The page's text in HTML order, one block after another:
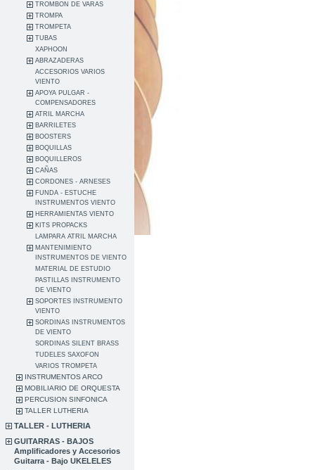
TROMBON DE VARAS
TROMPA
TROMPETA
TUBAS
XAPHOON
ABRAZADERAS
ACCESORIOS VARIOS
VIENTO
APOYA PULGAR -
COMPENSADORES
ATRIL MARCHA
BARRILETES
BOOSTERS
BOQUILLAS
BOQUILLEROS
CAÑAS
CORDONES - ARNESES
FUNDA - ESTUCHE
INSTRUMENTOS VIENTO
HERRAMIENTAS VIENTO
KITS PROPACKS
LAMPARA ATRIL MARCHA
MANTENIMIENTO
INSTRUMENTOS DE VIENTO
MATERIAL DE ESTUDIO
PASTILLAS INSTRUMENTO
DE VIENTO
SOPORTES INSTRUMENTO
VIENTO
SORDINAS INSTRUMENTOS
DE VIENTO
SORDINAS SILENT BRASS
TUDELES SAXOFON
VARIOS TROMPETA
INSTRUMENTOS ARCO
MOBILIARIO DE ORQUESTA
PERCUSION SINFONICA
TALLER LUTHERIA
TALLER - LUTHERIA
GUITARRAS - BAJOS
Amplificadores y Accesorios
Guitarra - Bajo UKELELES